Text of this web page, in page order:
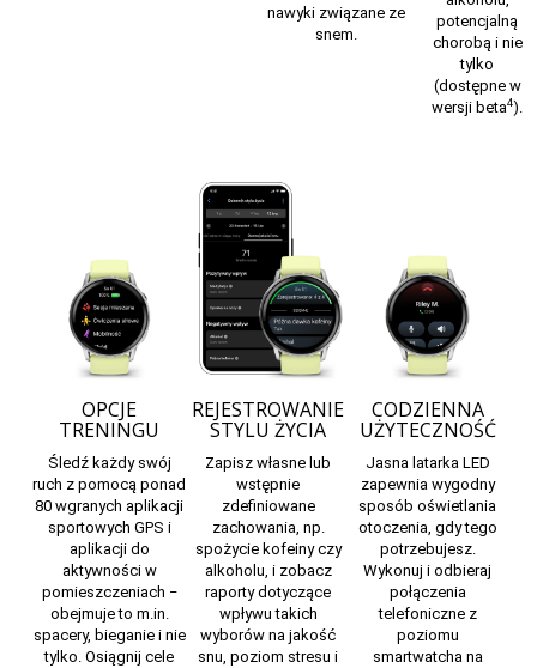
nawyki związane ze
snem.
potencjalną
chorobą i nie
tylko
(dostępne w
wersji beta4).
OPCJE
TRENINGU
Śledź każdy swój
ruch z pomocą ponad
80 wgranych aplikacji
sportowych GPS i
aplikacji do
aktywności w
pomieszczeniach ‒
obejmuje to m.in.
spacery, bieganie i nie
tylko. Osiągnij cele
REJESTROWANIE
STYLU ŻYCIA
Zapisz własne lub
wstępnie
zdefiniowane
zachowania, np.
spożycie kofeiny czy
alkoholu, i zobacz
raporty dotyczące
wpływu takich
wyborów na jakość
snu, poziom stresu i
CODZIENNA
UŻYTECZNOŚĆ
Jasna latarka LED
zapewnia wygodny
sposób oświetlania
otoczenia, gdy tego
potrzebujesz.
Wykonuj i odbieraj
połączenia
telefoniczne z
poziomu
smartwatcha na